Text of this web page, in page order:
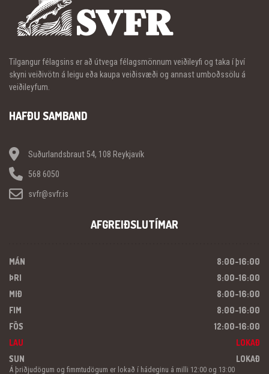
Tilgangur félagsins er að útvega félagsmönnum veiðileyfi og taka í því
skyni veiðivötn á leigu eða kaupa veiðisvæði og annast umboðssölu á
veiðileyfum.
HAFÐU SAMBAND
Suðurlandsbraut 54, 108 Reykjavík
568 6050
svfr@svfr.is
AFGREIÐSLUTÍMAR
MÁN
8:00-16:00
ÞRI
8:00-16:00
MIÐ
8:00-16:00
FIM
8:00-16:00
FÖS
12:00-16:00
LAU
LOKAÐ
SUN
LOKAÐ
Á þriðjudögum og fimmtudögum er lokað í hádeginu á milli 12:00 og 13:00